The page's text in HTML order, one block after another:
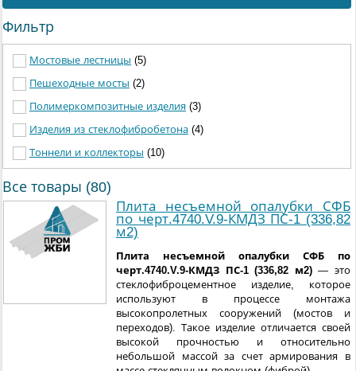
Фильтр
Мостовые лестницы (5)
Пешеходные мосты (2)
Полимеркомпозитные изделия (3)
Изделия из стеклофибробетона (4)
Тоннели и коллекторы (10)
Все товары (80)
Плита несъемной опалубки СФБ
по черт.4740.V.9-КМДЗ ПС-1 (336,82
м2)
Плита несъемной опалубки СФБ по
черт.4740.V.9-КМДЗ ПС-1 (336,82 м2)— это
стеклофиброцементное изделие, которое
используют в процессе монтажа
высокопролетных сооружений (мостов и
переходов). Такое изделие отличается своей
высокой прочностью и относительно
небольшой массой за счет армирования в